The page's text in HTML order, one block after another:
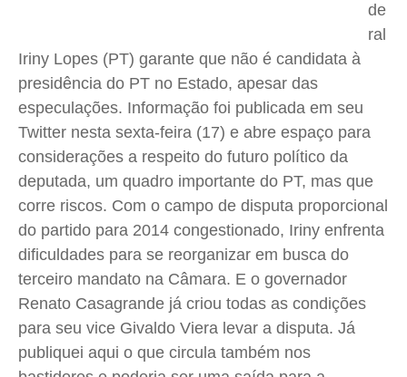
Caetano Roque
Gustavo Bastos
Jr Mignone (in memorian)
Publicidade Legal
Anuncie
Quem Somos
Expediente
Anuncie
Caetano Roque
Gustavo Bastos
Jr Mignone (in memorian)
Publicidade Legal
Anuncie
Quem Somos
Expediente
Anuncie
Caetano Roque
Gustavo Bastos
Jr Mignone (in memorian)
Publicidade Legal
Anuncie
Quem Somos
Expediente
Anuncie
Caetano Roque
Gustavo Bastos
Jr Mignone (in memorian)
Publicidade Legal
Anuncie
Quem Somos
Expediente
Anuncie
de
ral
Iriny Lopes (PT) garante que não é candidata à
presidência do PT no Estado, apesar das
especulações. Informação foi publicada em seu
Twitter nesta sexta-feira (17) e abre espaço para
considerações a respeito do futuro político da
deputada, um quadro importante do PT, mas que
corre riscos. Com o campo de disputa proporcional
do partido para 2014 congestionado, Iriny enfrenta
dificuldades para se reorganizar em busca do
terceiro mandato na Câmara. E o governador
Renato Casagrande já criou todas as condições
para seu vice Givaldo Viera levar a disputa. Já
publiquei aqui o que circula também nos